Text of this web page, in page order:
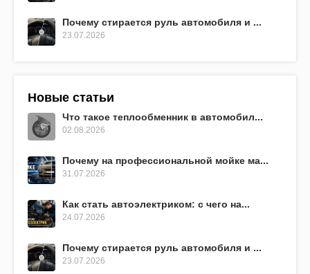
Почему стирается руль автомобиля и ...
23.07.2026
Новые статьи
Что такое теплообменник в автомобил...
02.08.2026
Почему на профессиональной мойке ма...
31.07.2026
Как стать автоэлектриком: с чего на...
24.07.2026
Почему стирается руль автомобиля и ...
23.07.2026